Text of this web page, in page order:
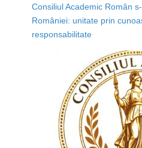
Consiliul Academic Român
României: unitate prin
responsabilitate